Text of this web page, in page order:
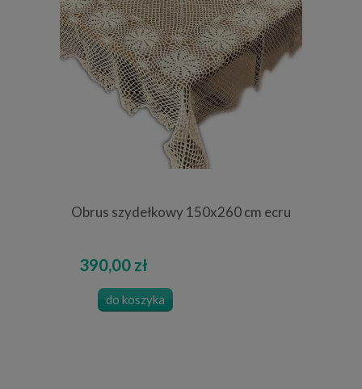
Obrus szydełkowy 150x260 cm ecru
390,00 zł
do koszyka